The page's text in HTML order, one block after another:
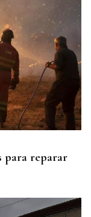
de
la Ley de
para reparar